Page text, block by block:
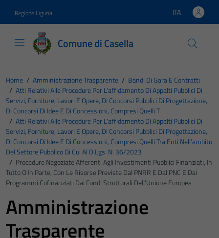
Regione Liguria Lingua attiva:
ITA
Comune di Casella
Home / Amministrazione Trasparente / Bandi Di Gara E Contratti
/ Atti Relativi Alle Procedure Per L’affidamento Di Appalti Pubblici Di
Servizi, Forniture, Lavori E Opere, Di Concorsi Pubblici Di Progettazione,
Di Concorsi Di Idee E Di Concessioni, Compresi Quelli T
/ Atti Relativi Alle Procedure Per L’affidamento Di Appalti Pubblici Di
Servizi, Forniture, Lavori E Opere, Di Concorsi Pubblici Di Progettazione,
Di Concorsi Di Idee E Di Concessioni, Compresi Quelli Tra Enti Nell’ambito
Del Settore Pubblico Di Cui Al D.Lgs. N. 36/2023
/ Procedure Negoziate Afferenti Agli Investimenti Pubblici Finanziati, In
Tutto O In Parte, Con Le Risorse Previste Dal PNRR E Dal PNC E Dai
Programmi Cofinanziati Dai Fondi Strutturali Dell’Unione Europea
Amministrazione
Trasparente